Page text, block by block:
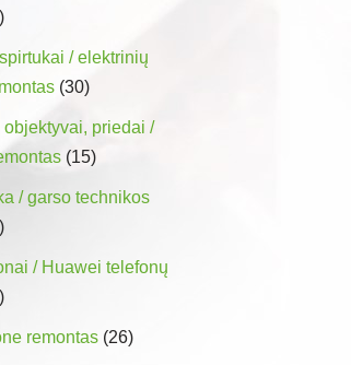
/ elektrinių
(30)
objektyvai, priedai /
(15)
/ garso technikos
/ Huawei telefonų
remontas (26)